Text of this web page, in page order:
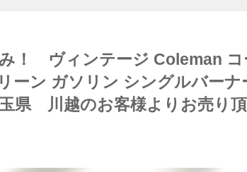
み！ ヴィンテージ Coleman
ーン ガソリン シングルバーナ
県 川越のお客様よりお売り頂